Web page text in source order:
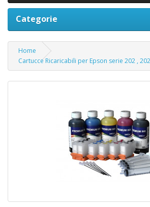
Categorie
Home
Cartucce Ricaricabili per Epson serie 202 ,